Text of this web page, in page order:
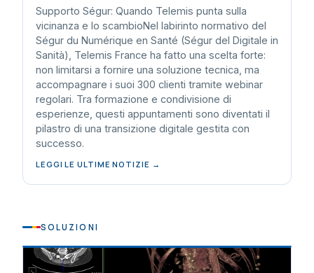
Supporto Ségur: Quando Telemis punta sulla
vicinanza e lo scambioNel labirinto normativo del
Ségur du Numérique en Santé (Ségur del Digitale in
Sanità), Telemis France ha fatto una scelta forte:
non limitarsi a fornire una soluzione tecnica, ma
accompagnare i suoi 300 clienti tramite webinar
regolari. Tra formazione e condivisione di
esperienze, questi appuntamenti sono diventati il
pilastro di una transizione digitale gestita con
successo.
LEGGI LE ULTIME NOTIZIE →
SOLUZIONI